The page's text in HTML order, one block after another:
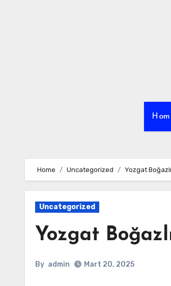
Home Uncategorized Yozgat
Uncategorized
Yozgat
By admin Mart 20, 2025